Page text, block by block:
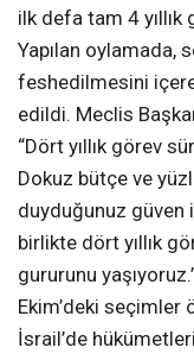
ilk defa tam 4
Yapılan oylamada,
feshedilmesini
edildi. Meclis
“Dört yıllık görev
Dokuz bütçe ve
duyduğunuz güven
birlikte dört yıllık
gururunu
Ekim’deki
İsrail’de